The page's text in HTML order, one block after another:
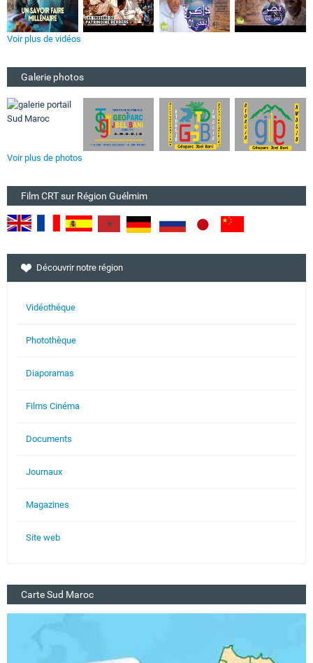
Voir plus de vidéos
Galerie photos
Voir plus de photos
Film CRT sur Région Guélmim
Découvrir notre région
Vidéothéque
Photothèque
Diaporamas
Films Cinéma
Documents
Journaux
Magazines
Site web
Carte Sud Maroc